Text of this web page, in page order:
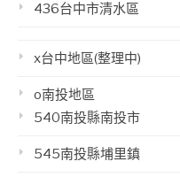
436台中市清水區
x台中地區(整理中)
o南投地區
540南投縣南投市
545南投縣埔里鎮